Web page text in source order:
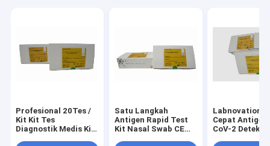
Profesional 20Tes /
Kit Kit Tes
Diagnostik Medis Kit
Satu Langkah
Antigen Rapid Test
Kit Nasal Swab CE
Labnovation
Cepat Antigen
CoV-2 Deteksi